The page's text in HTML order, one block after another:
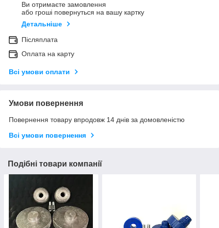
Ви отримаєте замовлення
або гроші повернуться на вашу картку
Детальніше
Післяплата
Оплата на карту
Всі умови оплати
Умови повернення
Повернення товару впродовж 14 днів за домовленістю
Всі умови повернення
Подібні товари компанії